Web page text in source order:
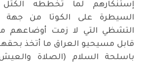
إستنكارهم لما تخططه الكتل
السيطرة على الكوتا من جهة
قابل مسيحيو العراق ما أتخذ
باسلحة السلام (الصلاة